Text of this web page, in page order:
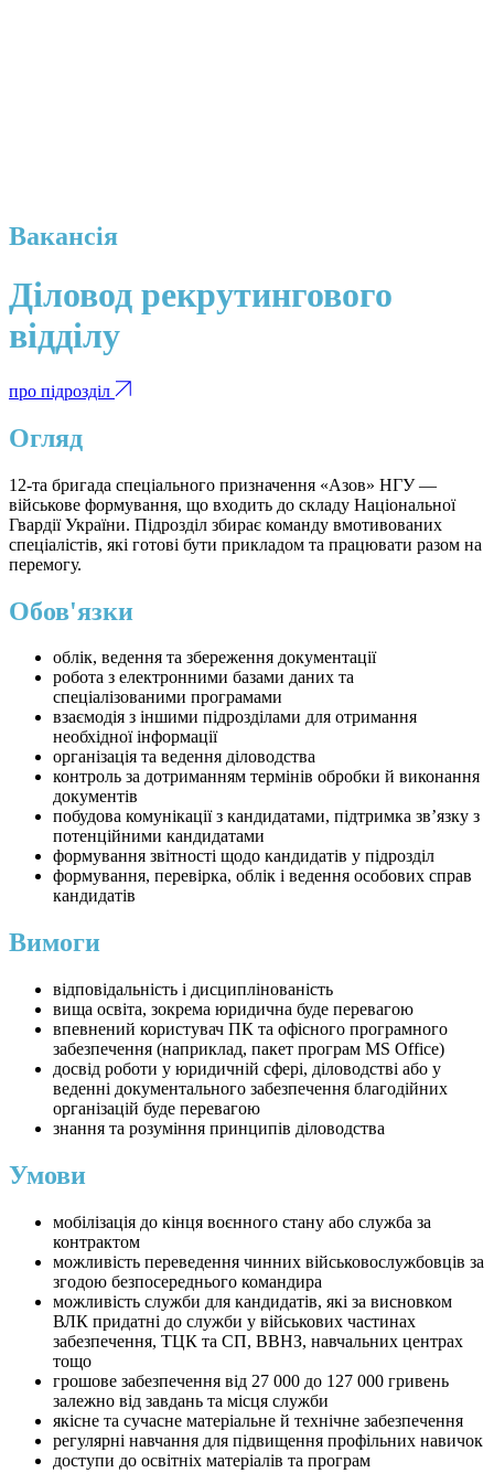
Вакансія
Діловод рекрутингового
відділу
про підрозділ
Огляд
12-та бригада спеціального призначення «Азов» НГУ —
військове формування, що входить до складу Національної
Гвардії України. Підрозділ збирає команду вмотивованих
спеціалістів, які готові бути прикладом та працювати разом на
перемогу.
Обов'язки
облік, ведення та збереження документації
робота з електронними базами даних та
спеціалізованими програмами
взаємодія з іншими підрозділами для отримання
необхідної інформації
організація та ведення діловодства
контроль за дотриманням термінів обробки й виконання
документів
побудова комунікації з кандидатами, підтримка зв’язку з
потенційними кандидатами
формування звітності щодо кандидатів у підрозділ
формування, перевірка, облік і ведення особових справ
кандидатів
Вимоги
відповідальність і дисциплінованість
вища освіта, зокрема юридична буде перевагою
впевнений користувач ПК та офісного програмного
забезпечення (наприклад, пакет програм MS Office)
досвід роботи у юридичній сфері, діловодстві або у
веденні документального забезпечення благодійних
організацій буде перевагою
знання та розуміння принципів діловодства
Умови
мобілізація до кінця воєнного стану або служба за
контрактом
можливість переведення чинних військовослужбовців за
згодою безпосереднього командира
можливість служби для кандидатів, які за висновком
ВЛК придатні до служби у військових частинах
забезпечення, ТЦК та СП, ВВНЗ, навчальних центрах
тощо
грошове забезпечення від 27 000 до 127 000 гривень
залежно від завдань та місця служби
якісне та сучасне матеріальне й технічне забезпечення
регулярні навчання для підвищення профільних навичок
доступи до освітніх матеріалів та програм